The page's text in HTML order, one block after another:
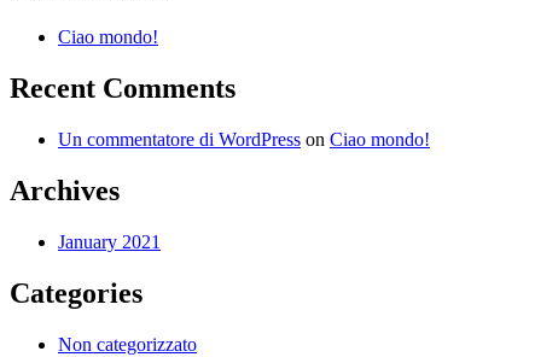
Ciao mondo!
Recent Comments
Un commentatore di WordPress on Ciao mondo!
Archives
January 2021
Categories
Non categorizzato